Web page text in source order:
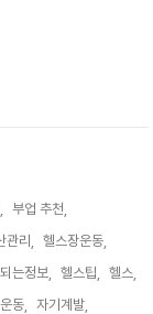
부업 추천,
관리,
헬스장운동,
는정보, 헬스팁,
헬스,
동,
자기계발,